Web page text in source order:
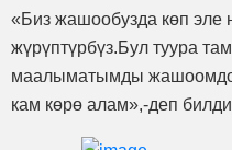
«Биз жашообузда көп эле
жүрүптүрбүз.Бул туура
маалыматымды жашоомдо
кам көрө алам»,-деп